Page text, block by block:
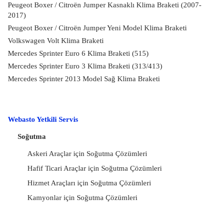
Peugeot Boxer / Citroën Jumper Kasnaklı Klima Braketi (2007-
2017)
Peugeot Boxer / Citroën Jumper Yeni Model Klima Braketi
Volkswagen Volt Klima Braketi
Mercedes Sprinter Euro 6 Klima Braketi (515)
Mercedes Sprinter Euro 3 Klima Braketi (313/413)
Mercedes Sprinter 2013 Model Sağ Klima Braketi
Webasto Yetkili Servis
Soğutma
Askeri Araçlar için Soğutma Çözümleri
Hafif Ticari Araçlar için Soğutma Çözümleri
Hizmet Araçları için Soğutma Çözümleri
Kamyonlar için Soğutma Çözümleri